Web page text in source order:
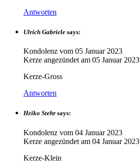
Antworten
Ulrich Gabriele says:
Kondolenz vom 05 Januar 2023
Kerze angezündet am 05 Januar 2023
Kerze-Gross
Antworten
Heiko Stehr says:
Kondolenz vom 04 Januar 2023
Kerze angezündet am 04 Januar 2023
Kerze-Klein